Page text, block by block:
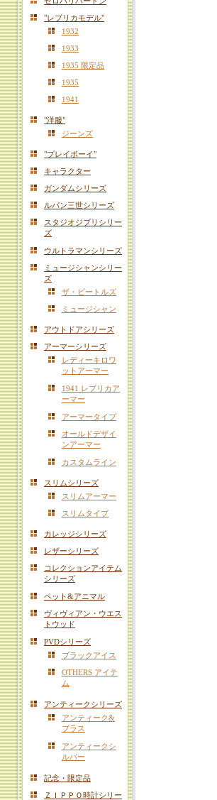
"レプリカモデル"
1932
1933
1935 限定品
1935
1941
"洋服"
ジーンズ
"プレイボーイ"
キャラクター
ガンダムシリーズ
ルパン三世シリーズ
スタジオジブリシリー
ズ
ウルトラマンシリーズ
ミュージシャンシリー
ズ
ザ・ビートルズ
ミュージシャン
アウトドアシリーズ
アーマーシリーズ
レディーキロワ
ットアーマー
1941 レプリカア
ーマー
アーマータイプ
オールドデザイ
ンアーマー
カスタムライン
スリムシリーズ
スリムアーマー
スリムタイプ
カレッジシリーズ
レザーシリーズ
コレクションアイテム
シリーズ
ペット&アニマル
ヴィヴィアン・ウエス
トウッド
PVDシリーズ
ブラックアイス
OTHERS アイテ
ム
アンティークシリーズ
アンティーク&
ブラス
アンティークシ
ルバー
記念・限定品
ＺＩＰＰＯ時計シリー